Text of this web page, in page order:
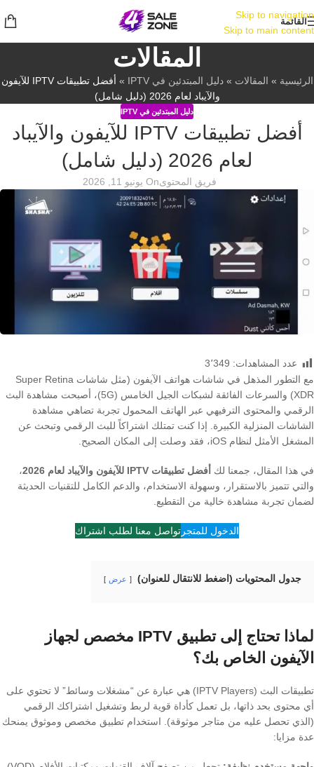
Skip to navigation
Skip to main content
القائمة
المقالات
الرئيسية » المقالات »دليل المبتدئين في IPTV »
أفضل تطبيقات IPTV للآيفون
والآيباد لعام 2026 (دليل شامل)
دليل المبتدئين في IPTV
أفضل تطبيقات IPTV للآيفون والآيباد
لعام 2026 (دليل شامل)
فريق المحتوىOn يونيو 11, 2026
عدد المشاهدات: 3٬349
مع التطور المذهل في شاشات هواتف الآيفون (مثل شاشات Super Retina
XDR) والسرعات الفائقة لشبكات الجيل الخامس (5G)، أصبحت مشاهدة البث
الرقمي والمحتوى الترفيهي عبر الهاتف المحمول تجربة تضاهي مشاهدة
الشاشات المنزلية الكبيرة. إذا كنت تمتلك اشتراكاً للبث الرقمي وتبحث عن
المشغل الأمثل لنظام iOS، فقد وصلت إلى المكان الصحيح.
في هذا المقال، جمعنا لك أفضل تطبيقات IPTV للآيفون والآيباد لعام 2026
،
والتي تتميز بالاستقرار، وسهولة الاستخدام، والدعم الكامل للتقنيات الحديثة
لضمان تجربة مشاهدة خالية من التقطيع.
الدخول للمتجر تواصل معنا لطلب اشتراك
جدول المحتويات (اضغط للانتقال للعنوان) عرض
لماذا تحتاج إلى تطبيق IPTV مخصص لجهاز
الآيفون الخاص بك؟
تطبيقات البث (IPTV Players) هي عبارة عن “مشغلات وسائط” لا تحتوي على
أي محتوى بحد ذاتها، بل تعمل كأداة قوية لربط وتشغيل اشتراكك الرقمي
(الذي تحصل عليه من متاجر موثوقة). استخدام تطبيق مخصص وموثوق يمنحك
عدة مزايا: